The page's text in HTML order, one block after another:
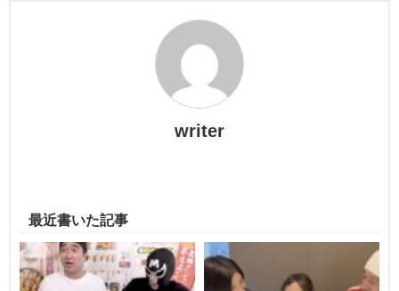
マスクをしているものの、筆者も見た瞬間に「お？」と思
う程雰囲気あるスタッフさんです。
たった数分間の出演でしたが動画を見た視聴者から「
APさ
１６２人！
１７歳～５４歳までの様々な職種の結婚希望者
これにはAPチャクラも驚きを通り越して笑みがでるほど。
writer
最近書いた記事